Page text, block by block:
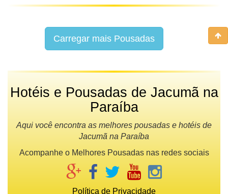
Carregar mais Pousadas
Hotéis e Pousadas de Jacumã na
Paraíba
Aqui você encontra as melhores pousadas e hotéis de
Jacumã na Paraíba
Acompanhe o Melhores Pousadas nas redes sociais
Política de Privacidade